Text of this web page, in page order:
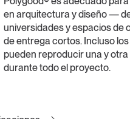
en arquitectura y diseño —
universidades y espacios de
de entrega cortos. Incluso
pueden reproducir una y
durante todo el proyecto.